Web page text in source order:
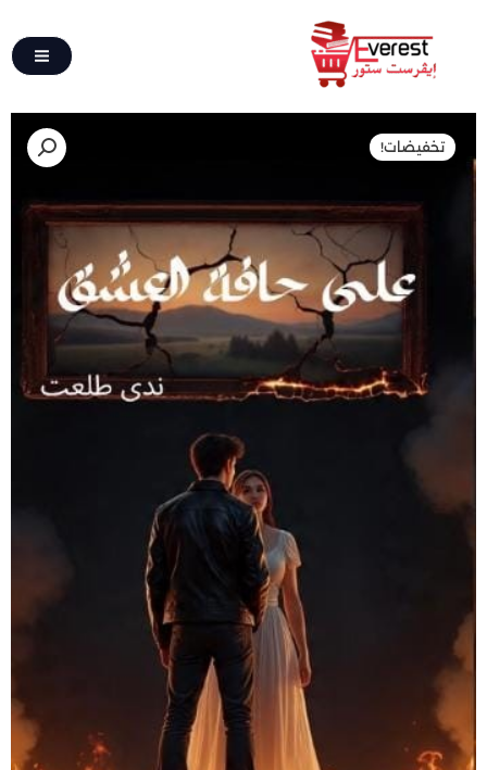
المحتوى
تخفيضات!
هو:
180,00 EGP.
هو:
90,00 EGP.
على
حــــافة
العــــشق